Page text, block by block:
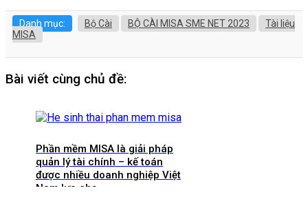
Danh mục: Bộ Cài BỘ CÀI MISA SME NET 2023
Tài liệu
MISA
Bài viết cùng chủ đề:
Phần mềm MISA là giải pháp
quản lý tài chính – kế toán
được nhiều doanh nghiệp Việt
Nam lựa chọ